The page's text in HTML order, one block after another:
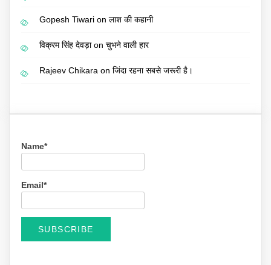
Gopesh Tiwari on लाश की कहानी
विक्रम सिंह देवड़ाon चुभने वाली हार
Rajeev Chikara on जिंदा रहना सबसे जरूरी है।
Name*
Email*